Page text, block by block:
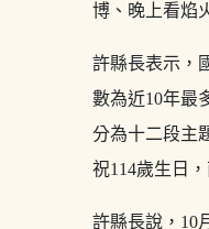
博、晚上看焰
許縣長表示，
數為近10年最
分為十二段主
祝114歲生日
許縣長說，10